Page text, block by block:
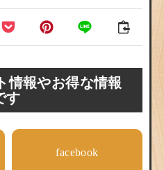
情報やお得な情報
す
facebook